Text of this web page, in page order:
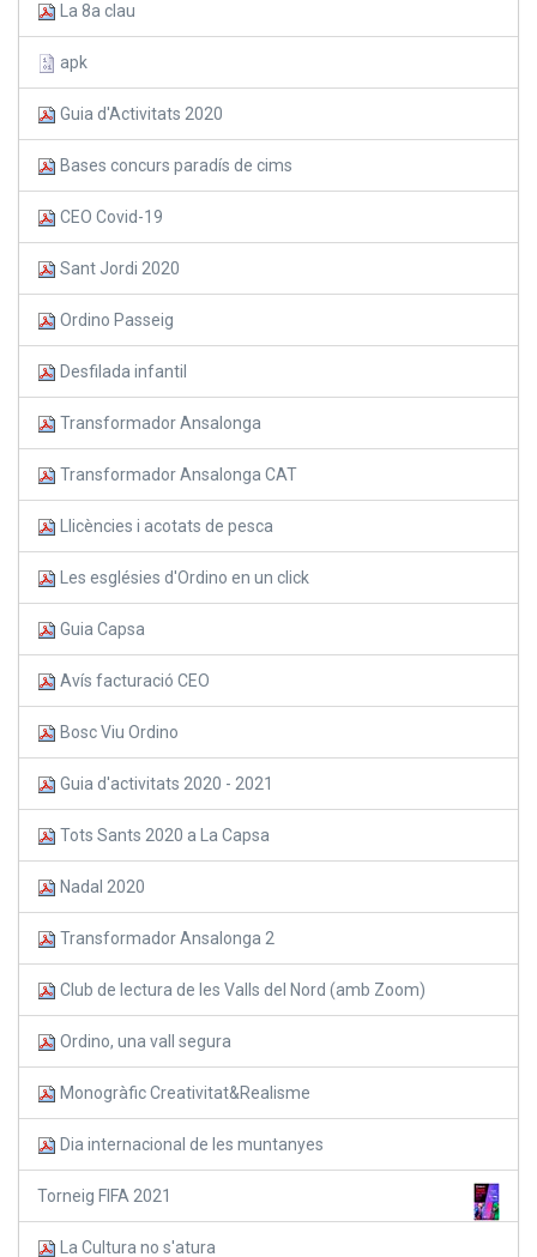
La 8a clau
apk
Guia d'Activitats 2020
Bases concurs paradís de cims
CEO Covid-19
Sant Jordi 2020
Ordino Passeig
Desfilada infantil
Transformador Ansalonga
Transformador Ansalonga CAT
Llicències i acotats de pesca
Les esglésies d'Ordino en un click
Guia Capsa
Avís facturació CEO
Bosc Viu Ordino
Guia d'activitats 2020 - 2021
Tots Sants 2020 a La Capsa
Nadal 2020
Transformador Ansalonga 2
Club de lectura de les Valls del Nord (amb Zoom)
Ordino, una vall segura
Monogràfic Creativitat&Realisme
Dia internacional de les muntanyes
Torneig FIFA 2021
La Cultura no s'atura